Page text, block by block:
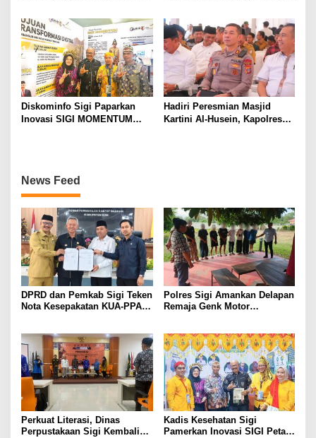
Baru
Tingkat II LAN Makassar
Diskominfo Sigi Paparkan
Inovasi SIGI MOMENTUM
Hadiri Peresmian Masjid
Kartini Al-Husein, Kapolres
News Feed
DPRD dan Pemkab Sigi Teken
Nota Kesepakatan KUA-PPAS
Polres Sigi Amankan Delapan
Remaja Genk Motor
Perkuat Literasi, Dinas
Perpustakaan Sigi Kembali
Kadis Kesehatan Sigi
Pamerkan Inovasi SIGI Petani